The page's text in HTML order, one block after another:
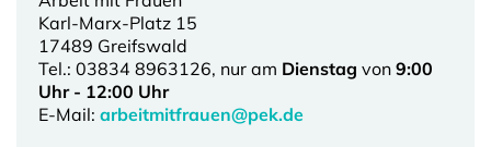
Karl-Marx-Platz 15
17489 Greifswald
Tel.: 03834 8963126, nur am Dienstag von 9:00
Uhr - 12:00 Uhr
E-Mail: arbeitmitfrauen@pek.de